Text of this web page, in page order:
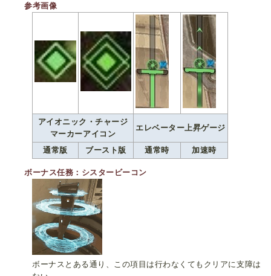
参考画像
アイオニック・チャージ
マーカーアイコン
エレベーター上昇ゲージ
通常版 ブースト版 通常時 加速時
ボーナス任務：シスタービーコン
ボーナスとある通り、この項目は行わなくてもクリアに支障は